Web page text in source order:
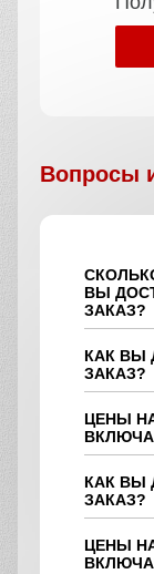
Вопросы
ВЫ
ЗАКАЗ?
КАК ВЫ
ЗАКАЗ?
ЦЕНЫ
КАК ВЫ
ЗАКАЗ?
ЦЕНЫ